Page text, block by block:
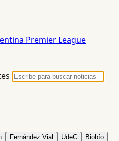
Premier League
Fernández Vial UdeC Biobío